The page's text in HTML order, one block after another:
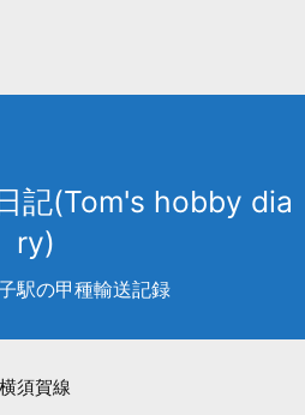
記(Tom's hobby dia
ry)
駅の甲種輸送記録
横須賀線